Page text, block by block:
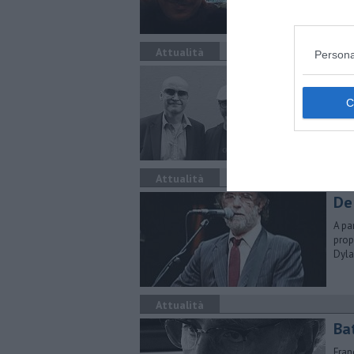
Attualità
Attualità
A
Attualità